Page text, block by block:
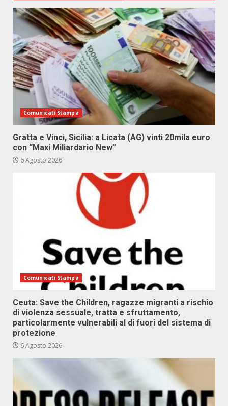
Comunicati Stampa
Gratta e Vinci, Sicilia: a Licata (AG) vinti 20mila euro
con “Maxi Miliardario New”
6 Agosto 2026
Comunicati Stampa
Ceuta: Save the Children, ragazze migranti a rischio
di violenza sessuale, tratta e sfruttamento,
particolarmente vulnerabili al di fuori del sistema di
protezione
6 Agosto 2026